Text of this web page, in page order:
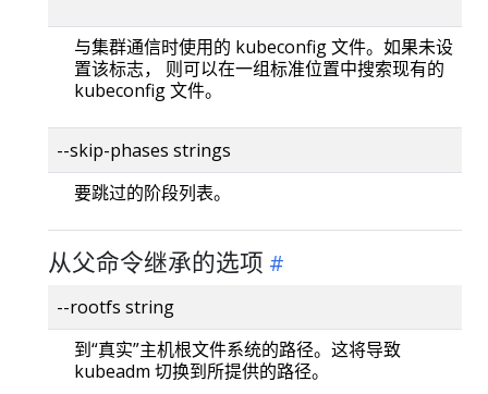
与集群通信时使用的 kubeconfig 文件。如果未设
置该标志， 则可以在一组标准位置中搜索现有的
kubeconfig 文件。
--skip-phases strings
要跳过的阶段列表。
从父命令继承的选项
--rootfs string
到“真实”主机根文件系统的路径。这将导致
kubeadm 切换到所提供的路径。